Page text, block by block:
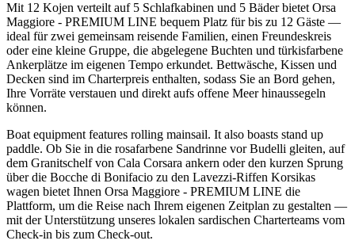
Mit 12 Kojen verteilt auf 5 Schlafkabinen und 5 Bäder bietet Orsa
Maggiore - PREMIUM LINE bequem Platz für bis zu 12 Gäste —
ideal für zwei gemeinsam reisende Familien, einen Freundeskreis
oder eine kleine Gruppe, die abgelegene Buchten und türkisfarbene
Ankerplätze im eigenen Tempo erkundet. Bettwäsche, Kissen und
Decken sind im Charterpreis enthalten, sodass Sie an Bord gehen,
Ihre Vorräte verstauen und direkt aufs offene Meer hinaussegeln
können.
Boat equipment features rolling mainsail. It also boasts stand up
paddle. Ob Sie in die rosafarbene Sandrinne vor Budelli gleiten, auf
dem Granitschelf von Cala Corsara ankern oder den kurzen Sprung
über die Bocche di Bonifacio zu den Lavezzi-Riffen Korsikas
wagen bietet Ihnen Orsa Maggiore - PREMIUM LINE die
Plattform, um die Reise nach Ihrem eigenen Zeitplan zu gestalten —
mit der Unterstützung unseres lokalen sardischen Charterteams vom
Check-in bis zum Check-out.